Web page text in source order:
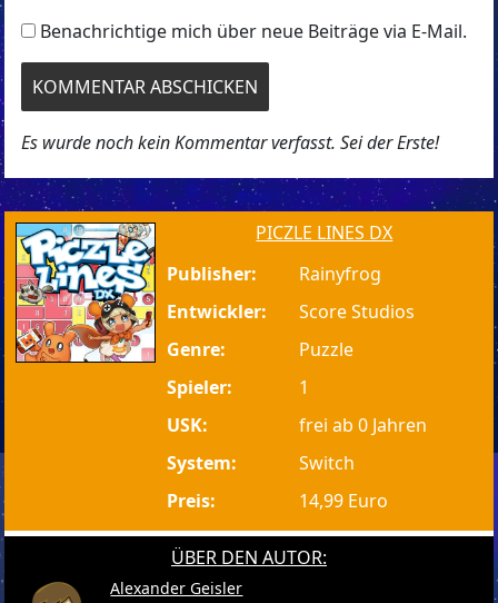
Benachrichtige mich über neue Beiträge via E-Mail.
Es wurde noch kein Kommentar verfasst. Sei der Erste!
PICZLE LINES DX
Publisher:
Rainyfrog
Entwickler:
Score Studios
Genre:
Puzzle
Spieler:
1
USK:
frei ab 0 Jahren
System:
Switch
Preis:
14,99 Euro
ÜBER DEN AUTOR:
Alexander Geisler